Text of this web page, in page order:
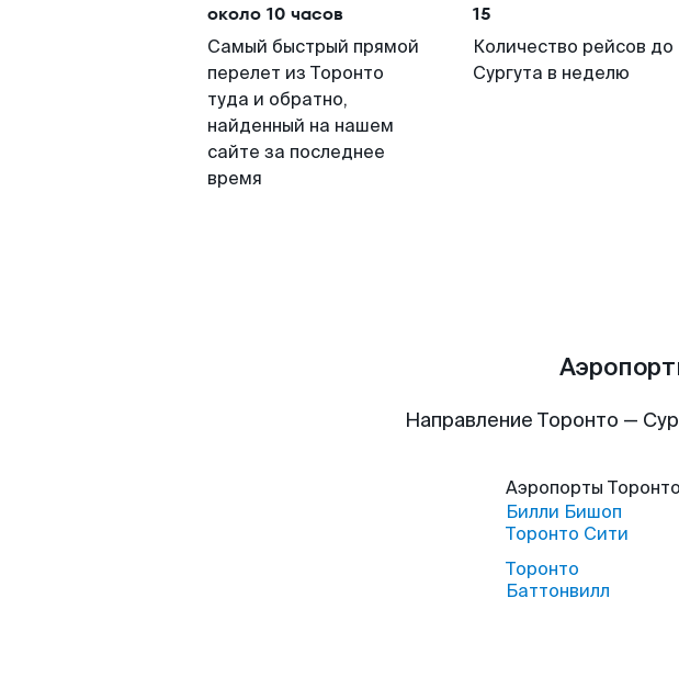
около 10 часов
Самый быстрый прямой
перелет из Торонто
туда и обратно,
найденный на нашем
сайте за последнее
время
15
Количество рейсов до
Сургута в неделю
Направление Торонто —
Аэропорты Торонто
Билли Бишоп
Торонто Сити
Торонто
Баттонвилл